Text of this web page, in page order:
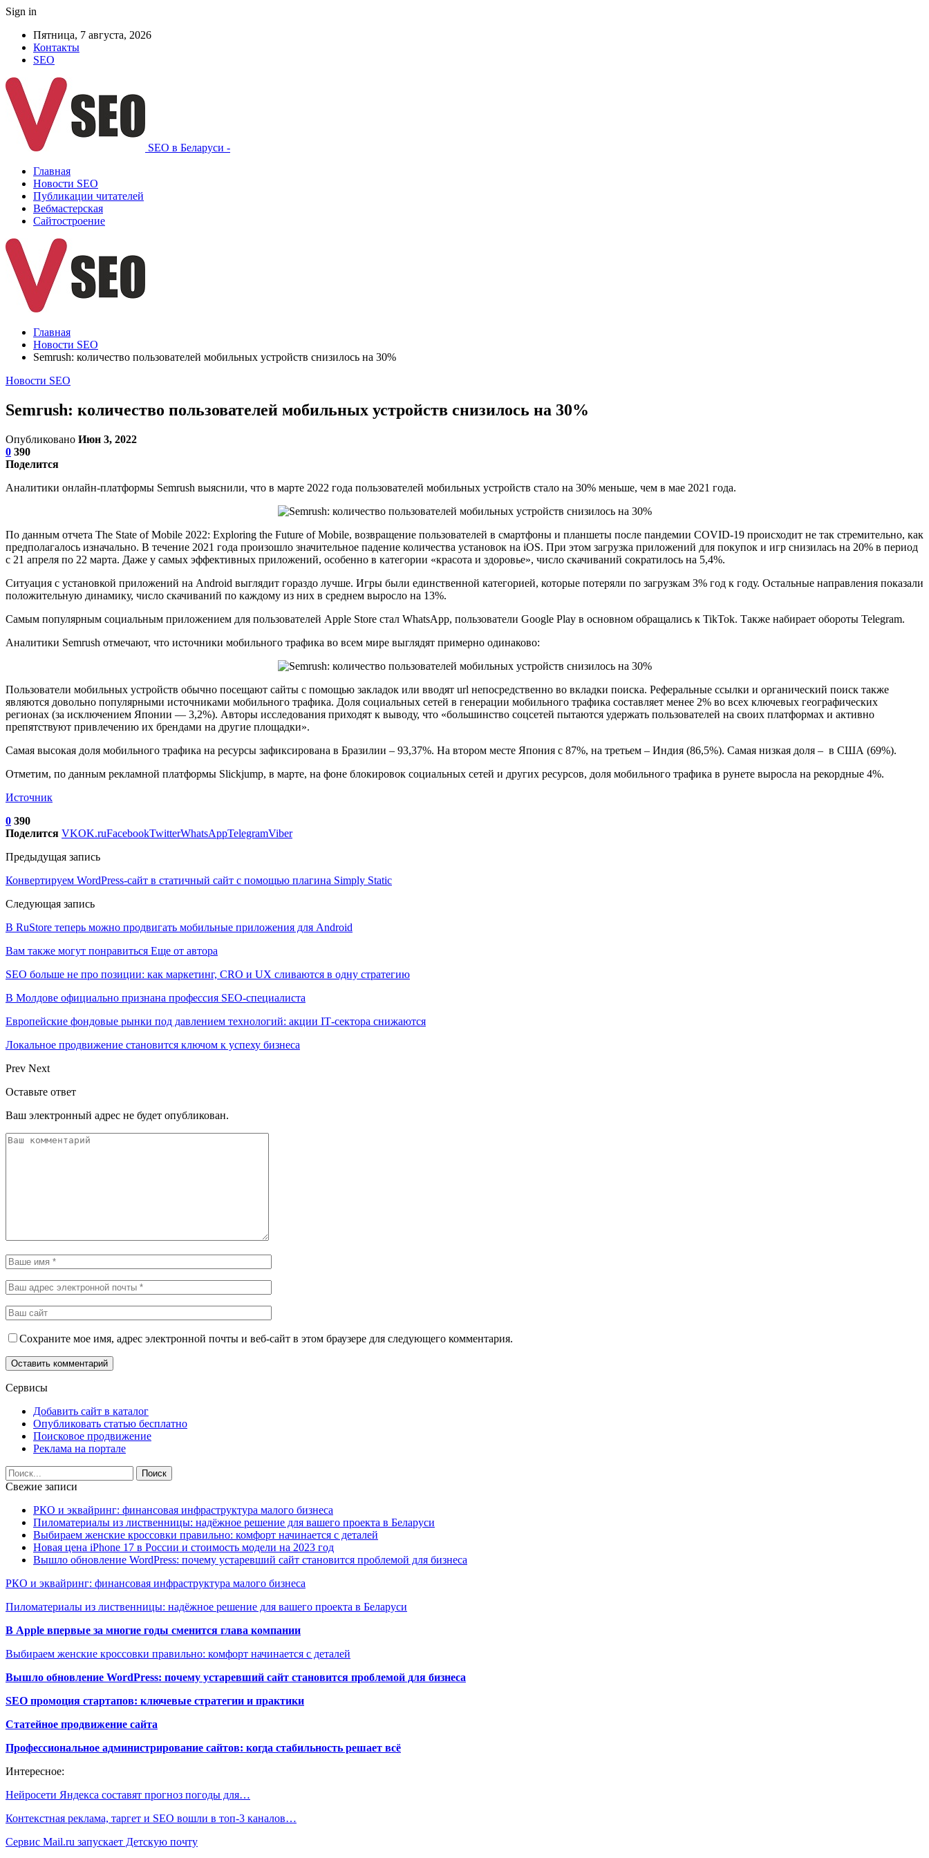
Sign in
Пятница, 7 августа, 2026
Контакты
SEO
SEO в Беларуси -
Главная
Новости SEO
Публикации читателей
Вебмастерская
Сайтостроение
Главная
Новости SEO
Semrush: количество пользователей мобильных устройств снизилось на 30%
Новости SEO
Semrush: количество пользователей мобильных устройств снизилось на 30%
Опубликовано Июн 3, 2022
0 390
Поделится
Аналитики онлайн-платформы Semrush выяснили, что в марте 2022 года пользователей мобильных устройств стало на 30% меньше, чем в мае 2021 года.
По данным отчета The State of Mobile 2022: Exploring the Future of Mobile, возвращение пользователей в смартфоны и планшеты после пандемии COVID-19 происходит не так стремительно, как
предполагалось изначально. В течение 2021 года произошло значительное падение количества установок на iOS. При этом загрузка приложений для покупок и игр снизилась на 20% в период
с 21 апреля по 22 марта. Даже у самых эффективных приложений, особенно в категории «красота и здоровье», число скачиваний сократилось на 5,4%.
Ситуация с установкой приложений на Android выглядит гораздо лучше. Игры были единственной категорией, которые потеряли по загрузкам 3% год к году. Остальные направления показали
положительную динамику, число скачиваний по каждому из них в среднем выросло на 13%.
Самым популярным социальным приложением для пользователей Apple Store стал WhatsApp, пользователи Google Play в основном обращались к TikTok. Также набирает обороты Telegram.
Аналитики Semrush отмечают, что источники мобильного трафика во всем мире выглядят примерно одинаково:
Пользователи мобильных устройств обычно посещают сайты с помощью закладок или вводят url непосредственно во вкладки поиска. Реферальные ссылки и органический поиск также
являются довольно популярными источниками мобильного трафика. Доля социальных сетей в генерации мобильного трафика составляет менее 2% во всех ключевых географических
регионах (за исключением Японии — 3,2%). Авторы исследования приходят к выводу, что «большинство соцсетей пытаются удержать пользователей на своих платформах и активно
препятствуют привлечению их брендами на другие площадки».
Самая высокая доля мобильного трафика на ресурсы зафиксирована в Бразилии – 93,37%. На втором месте Япония с 87%, на третьем – Индия (86,5%). Самая низкая доля – в США (69%).
Отметим, по данным рекламной платформы Slickjump, в марте, на фоне блокировок социальных сетей и других ресурсов, доля мобильного трафика в рунете выросла на рекордные 4%.
Источник
0 390
Поделится VKOK.ruFacebookTwitterWhatsAppTelegramViber
Предыдущая запись
Конвертируем WordPress-сайт в статичный сайт с помощью плагина Simply Static
Следующая запись
В RuStore теперь можно продвигать мобильные приложения для Android
Вам также могут понравиться Еще от автора
SEO больше не про позиции: как маркетинг, CRO и UX сливаются в одну стратегию
В Молдове официально признана профессия SEO-специалиста
Европейские фондовые рынки под давлением технологий: акции IT‑сектора снижаются
Локальное продвижение становится ключом к успеху бизнеса
Prev Next
Оставьте ответ
Ваш электронный адрес не будет опубликован.
Сохраните мое имя, адрес электронной почты и веб-сайт в этом браузере для следующего комментария.
Сервисы
Добавить сайт в каталог
Опубликовать статью бесплатно
Поисковое продвижение
Реклама на портале
Свежие записи
РКО и эквайринг: финансовая инфраструктура малого бизнеса
Пиломатериалы из лиственницы: надёжное решение для вашего проекта в Беларуси
Выбираем женские кроссовки правильно: комфорт начинается с деталей
Новая цена iPhone 17 в России и стоимость модели на 2023 год
Вышло обновление WordPress: почему устаревший сайт становится проблемой для бизнеса
РКО и эквайринг: финансовая инфраструктура малого бизнеса
Пиломатериалы из лиственницы: надёжное решение для вашего проекта в Беларуси
В Apple впервые за многие годы сменится глава компании
Выбираем женские кроссовки правильно: комфорт начинается с деталей
Вышло обновление WordPress: почему устаревший сайт становится проблемой для бизнеса
SEO промоция стартапов: ключевые стратегии и практики
Статейное продвижение сайта
Профессиональное администрирование сайтов: когда стабильность решает всё
Интересное:
Нейросети Яндекса составят прогноз погоды для…
Контекстная реклама, таргет и SEO вошли в топ-3 каналов…
Сервис Mail.ru запускает Детскую почту